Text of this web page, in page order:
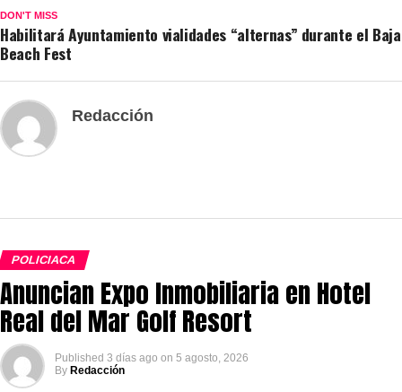
DON'T MISS
Habilitará Ayuntamiento vialidades “alternas” durante el Baja
Beach Fest
Redacción
POLICIACA
Anuncian Expo Inmobiliaria en Hotel
Real del Mar Golf Resort
Published 3 días ago on 5 agosto, 2026
By Redacción